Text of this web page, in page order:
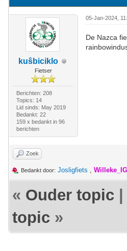
kuŝbiciklo
Fietser
Berichten: 208
Topics: 14
Lid sinds: May 2019
Bedankt: 22
159 x bedankt in 96
berichten
05-Jan-2024,
De Nazca
Zoek
Bedankt door: Josligfiets ,
« Ouder topic
topic »